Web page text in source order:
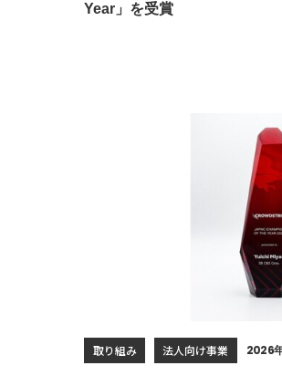
Year」を受賞
取り組み 法人向け事業 2026